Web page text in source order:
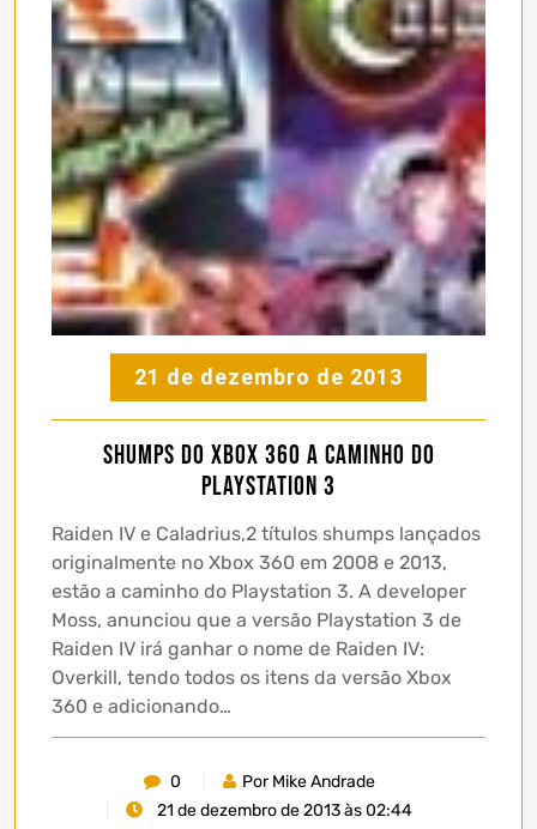
21 de dezembro de 2013
Shumps do Xbox 360 a caminho do
Playstation 3
Raiden IV e Caladrius,2 títulos shumps lançados
originalmente no Xbox 360 em 2008 e 2013,
estão a caminho do Playstation 3. A developer
Moss, anunciou que a versão Playstation 3 de
Raiden IV irá ganhar o nome de Raiden IV:
Overkill, tendo todos os itens da versão Xbox
360 e adicionando…
0
Por Mike Andrade
21 de dezembro de 2013 às 02:44